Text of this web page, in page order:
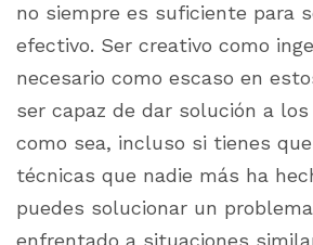
no siempre es suficiente para
efectivo. Ser creativo como
necesario como escaso en
ser capaz de dar solución a
como sea, incluso si tienes
técnicas que nadie más ha
puedes solucionar un